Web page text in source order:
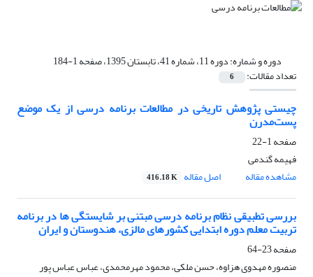
دوره و شماره:دوره 11، شماره 41، تابستان 1395، صفحه 1-184
تعداد مقالات: 6
چیستی پژوهش تاریخی در مطالعات برنامه درسی از یک موضع
پست‌مدرن
صفحه1-22
فهیمه گندمی
مشاهده مقاله
اصل مقاله 416.18 K
بررسی تطبیقی نظام برنامه درسی مبتنی بر شایستگی ها در برنامه
تربیت معلم دوره ابتدایی کشورهای مالزی، هندوستان و ایران
صفحه23-64
منصوره مهدوی هزاوه، حسن ملکی، محمود مهرمحمدی، عباس عباس پور